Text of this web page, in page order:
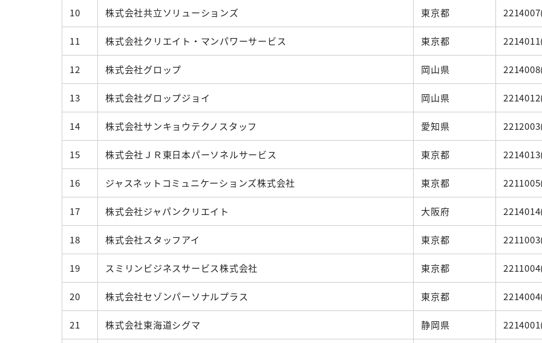
10 株式会社共立ソリューションズ 東京都
11 株式会社クリエイト・マンパワーサービス 東京都
12 株式会社グロップ 岡山県
13 株式会社グロップジョイ 岡山県
14 株式会社サンキョウテクノスタッフ 愛知県
15 株式会社ＪＲ東日本パーソネルサービス 東京都
16 ジャスネットコミュニケーションズ株式会社 東京都
17 株式会社ジャパンクリエイト 大阪府
18 株式会社スタッフアイ 東京都
19 スミリンビジネスサービス株式会社 東京都
20 株式会社セゾンパーソナルプラス 東京都
21 株式会社東海道シグマ 静岡県